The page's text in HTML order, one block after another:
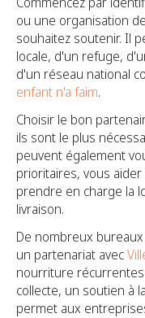
ou une organisation
souhaitez soutenir. Il
locale, d'un refuge,
d'un réseau national
enfant n'a faim.
Choisir le bon
ils sont le plus
peuvent également
prioritaires, vous
prendre en charge la
livraison.
De nombreux
un partenariat avec
nourriture
collecte, un soutien à
permet aux